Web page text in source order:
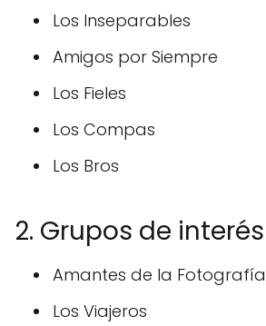
Los Inseparables
Amigos por Siempre
Los Fieles
Los Compas
Los Bros
2. Grupos de
Amantes de la Fotografía
Los Viajeros